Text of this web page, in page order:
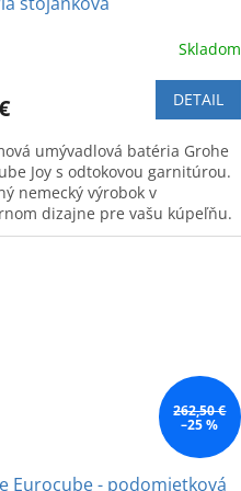
Skladom
DETAIL
umývadlová batéria Grohe
Joy s odtokovou garnitúrou.
nemecký výrobok v
dizajne pre vašu kúpeľňu.
262,50 €
–25 %
Eurocube - podomietková